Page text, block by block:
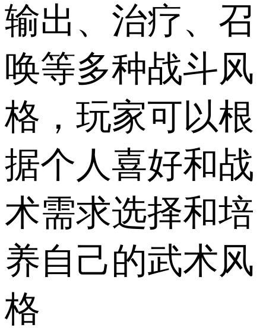
输出、治疗、召
唤等多种战斗风
格，玩家可以根
据个人喜好和战
术需求选择和培
养自己的武术风
格